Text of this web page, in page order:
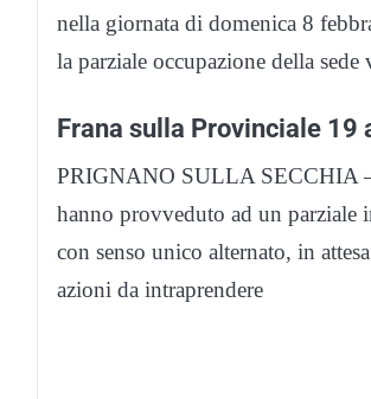
nella giornata di domenica 8
la parziale occupazione della sede
Frana sulla Provinciale 19
PRIGNANO SULLA SECCHIA
hanno provveduto ad un parziale
con senso unico alternato, in
azioni da intraprendere